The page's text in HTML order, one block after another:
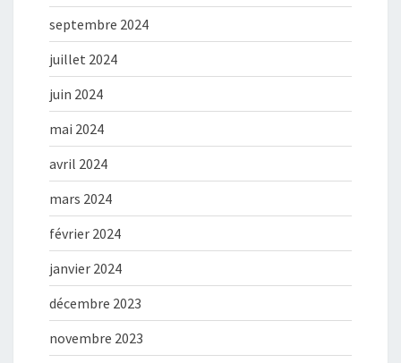
septembre 2024
juillet 2024
juin 2024
mai 2024
avril 2024
mars 2024
février 2024
janvier 2024
décembre 2023
novembre 2023